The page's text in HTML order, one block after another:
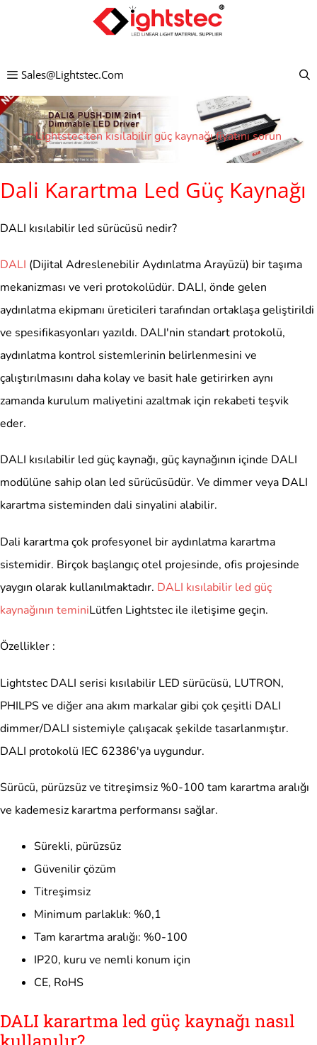
Sales@lightstec.com
Lightstec'ten kısılabilir güç kaynağı fiyatını sorun
Dali Karartma Led Güç Kaynağı
DALI kısılabilir led sürücüsü nedir?
DALI (Dijital Adreslenebilir Aydınlatma Arayüzü) bir taşıma
mekanizması ve veri protokolüdür. DALI, önde gelen
aydınlatma ekipmanı üreticileri tarafından ortaklaşa geliştirildi
ve spesifikasyonları yazıldı. DALI'nin standart protokolü,
aydınlatma kontrol sistemlerinin belirlenmesini ve
çalıştırılmasını daha kolay ve basit hale getirirken aynı
zamanda kurulum maliyetini azaltmak için rekabeti teşvik
eder.
DALI kısılabilir led güç kaynağı, güç kaynağının içinde DALI
modülüne sahip olan led sürücüsüdür. Ve dimmer veya DALI
karartma sisteminden dali sinyalini alabilir.
Dali karartma çok profesyonel bir aydınlatma karartma
sistemidir. Birçok başlangıç ​​otel projesinde, ofis projesinde
yaygın olarak kullanılmaktadır. DALI kısılabilir led güç
kaynağının teminiLütfen Lightstec ile iletişime geçin.
Özellikler :
Lightstec DALI serisi kısılabilir LED sürücüsü, LUTRON,
PHILPS ve diğer ana akım markalar gibi çok çeşitli DALI
dimmer/DALI sistemiyle çalışacak şekilde tasarlanmıştır.
DALI protokolü IEC 62386'ya uygundur.
Sürücü, pürüzsüz ve titreşimsiz %0-100 tam karartma aralığı
ve kademesiz karartma performansı sağlar.
Sürekli, pürüzsüz
Güvenilir çözüm
Titreşimsiz
Minimum parlaklık: %0,1
Tam karartma aralığı: %0-100
IP20, kuru ve nemli konum için
CE, RoHS
DALI karartma led güç kaynağı nasıl